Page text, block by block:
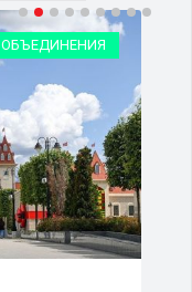
ОБЪЕДИНЕНИЯ